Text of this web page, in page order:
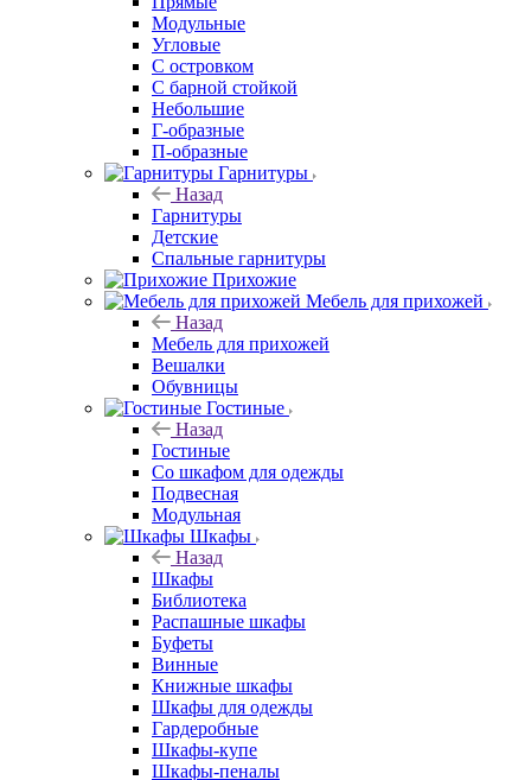
Модульные
Угловые
С островком
С барной стойкой
Небольшие
Г-образные
П-образные
Гарнитуры
Назад
Гарнитуры
Детские
Спальные гарнитуры
Прихожие
Мебель для прихожей
Назад
Мебель для прихожей
Вешалки
Обувницы
Гостиные
Назад
Гостиные
Со шкафом для одежды
Подвесная
Модульная
Шкафы
Назад
Шкафы
Библиотека
Распашные шкафы
Буфеты
Винные
Книжные шкафы
Шкафы для одежды
Гардеробные
Шкафы-купе
Шкафы-пеналы